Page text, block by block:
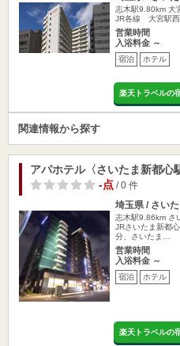
志木駅9.80km 大
JR各線 大宮駅西
営業時間
入浴料金 ～
宿泊 ホテル
楽天トラベルの
関連情報から探す
アパホテル〈さいたま新都心
-点/ 0 件
埼玉県 / さい
志木駅9.86km さ
JRさいたま新都
分、さいたま…
営業時間
入浴料金 ～
宿泊 ホテル
楽天トラベルの